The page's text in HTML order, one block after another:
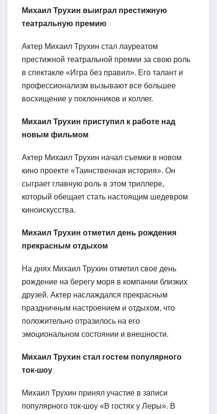
Михаил Трухин выиграл престижную
театральную премию
Актер Михаил Трухин стал лауреатом
престижной театральной премии за свою роль
в спектакле «Игра без правил». Его талант и
профессионализм вызывают все большее
восхищение у поклонников и коллег.
Михаил Трухин приступил к работе над
новым фильмом
Актер Михаил Трухин начал съемки в новом
кино проекте «Таинственная история». Он
сыграет главную роль в этом триллере,
который обещает стать настоящим шедевром
киноискусства.
Михаил Трухин отметил день рождения
прекрасным отдыхом
На днях Михаил Трухин отметил свое день
рождение на берегу моря в компании близких
друзей. Актер наслаждался прекрасным
праздничным настроением и отдыхом, что
положительно отразилось на его
эмоциональном состоянии и внешности.
Михаил Трухин стал гостем популярного
ток-шоу
Михаил Трухин принял участие в записи
популярного ток-шоу «В гостях у Леры». В